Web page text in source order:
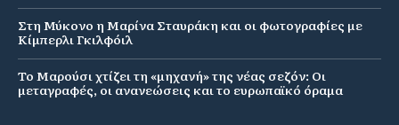
Στη Μύκονο η Μαρίνα Σταυράκη και οι φωτογραφίες με
Κίμπερλι Γκιλφόιλ
Το Μαρούσι χτίζει τη «μηχανή» της νέας σεζόν: Οι
μεταγραφές, οι ανανεώσεις και το ευρωπαϊκό όραμα